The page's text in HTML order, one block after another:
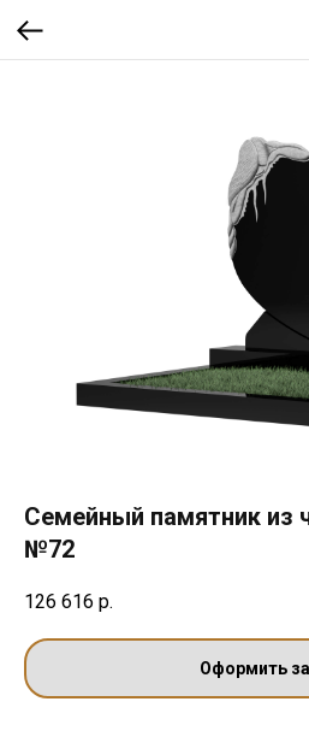
Семейный памятник из
№72
126 616 р.
Оформить